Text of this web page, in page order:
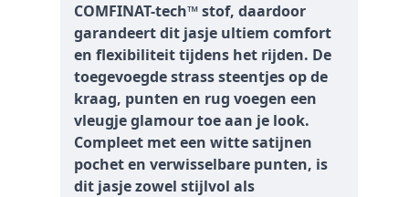
COMFINAT-tech™ stof, daardoor
garandeert dit jasje ultiem comfort
en flexibiliteit tijdens het rijden. De
toegevoegde strass steentjes op de
kraag, punten en rug voegen een
vleugje glamour toe aan je look.
Compleet met een witte satijnen
pochet en verwisselbare punten, is
dit jasje zowel stijlvol als